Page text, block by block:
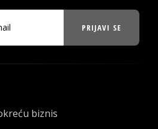
PRIJAVI SE
biznis